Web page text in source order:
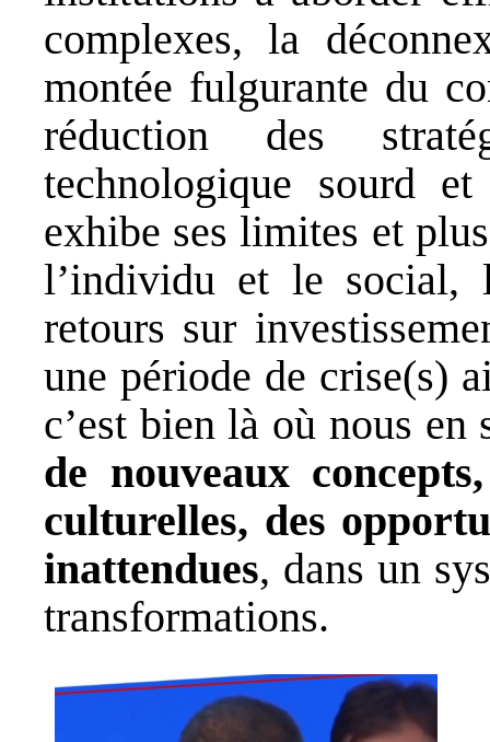
complexes, la
montée fulgurante du
réduction des
technologique sourd
exhibe ses limites et
l’individu et le social,
retours sur
une période de crise(s)
c’est bien là où nous en
de nouveaux
culturelles, des
inattendues, dans un
transformations.